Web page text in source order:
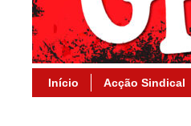
Início Acção Sindical